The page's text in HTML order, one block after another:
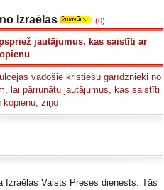
Izraēlas (0)
jautājumus, kas saistīti ar
vadošie kristiešu garīdznieki no
lai pārrunātu jautājumus, kas saistīti
kopienu, ziņo
Izraēlas Valsts Preses dienests. Tās